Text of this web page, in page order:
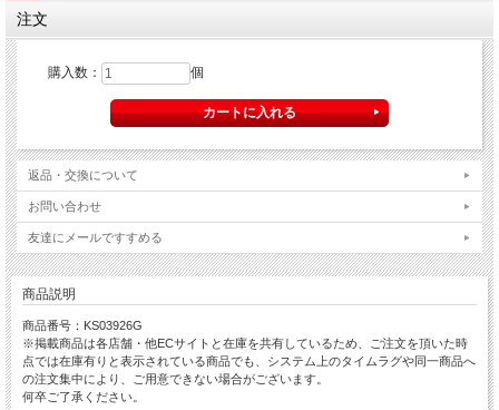
注文
購入数： 個
返品・交換について
お問い合わせ
友達にメールですすめる
商品説明
商品番号：KS03926G
※掲載商品は各店舗・他ECサイトと在庫を共有しているため、ご注文を頂いた時
点では在庫有りと表示されている商品でも、システム上のタイムラグや同一商品へ
の注文集中により、ご用意できない場合がございます。
何卒ご了承ください。